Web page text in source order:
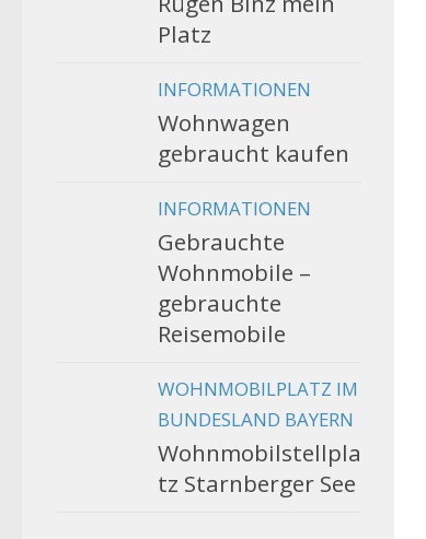
Platz
INFORMATIONEN
Wohnwagen
gebraucht kaufen
INFORMATIONEN
Gebrauchte
Wohnmobile –
gebrauchte
Reisemobile
WOHNMOBILPLATZ IM
BUNDESLAND BAYERN
Wohnmobilstellpla
tz Starnberger See